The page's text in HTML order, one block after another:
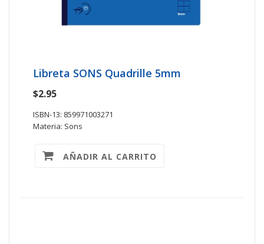
Libreta SONS Quadrille 5mm
$2.95
ISBN-13: 859971003271
Materia: Sons
AÑADIR AL CARRITO